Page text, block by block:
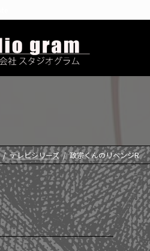
テレビシリーズ 政宗くんのリベンジR